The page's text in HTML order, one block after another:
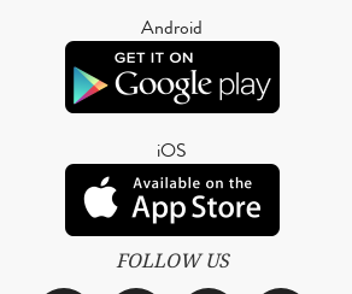
Android
iOS
FOLLOW US